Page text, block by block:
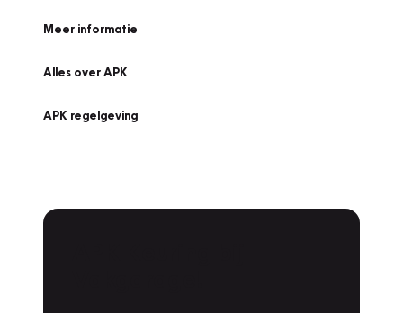
Meer informatie
Alles over APK
APK regelgeving